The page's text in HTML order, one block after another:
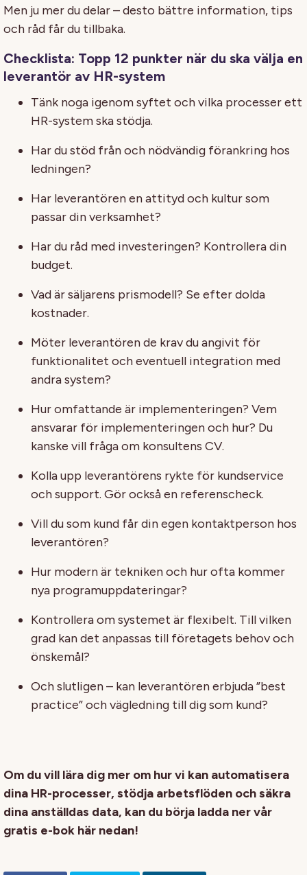
Men ju mer du delar – desto bättre information, tips
och råd får du tillbaka.
Checklista: Topp 12 punkter när du ska välja en
leverantör av HR-system
Tänk noga igenom syftet och vilka processer ett
HR-system ska stödja.
Har du stöd från och nödvändig förankring hos
ledningen?
Har leverantören en attityd och kultur som
passar din verksamhet?
Har du råd med investeringen? Kontrollera din
budget.
Vad är säljarens prismodell? Se efter dolda
kostnader.
Möter leverantören de krav du angivit för
funktionalitet och eventuell integration med
andra system?
Hur omfattande är implementeringen? Vem
ansvarar för implementeringen och hur? Du
kanske vill fråga om konsultens CV.
Kolla upp leverantörens rykte för kundservice
och support. Gör också en referenscheck.
Vill du som kund får din egen kontaktperson hos
leverantören?
Hur modern är tekniken och hur ofta kommer
nya programuppdateringar?
Kontrollera om systemet är flexibelt. Till vilken
grad kan det anpassas till företagets behov och
önskemål?
Och slutligen – kan leverantören erbjuda ”best
practice” och vägledning till dig som kund?
Om du vill lära dig mer om hur vi kan automatisera
dina HR-processer, stödja arbetsflöden och säkra
dina anställdas data, kan du börja ladda ner vår
gratis e-bok här nedan!